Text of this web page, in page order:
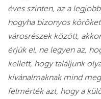
éves szinten, az a
hogyha bizonyos
városrészek között,
érjük el, ne legyen az,
kellett, hogy találjunk
kívánalmaknak mind
felmérték azt, hogy a